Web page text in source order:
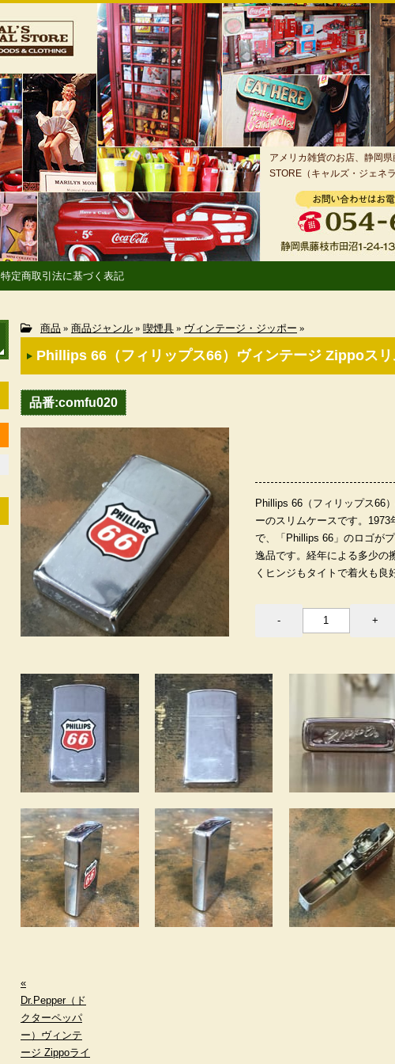
アメリカ雑貨のお店、静岡
STORE（キャルズ・ジェネ
特定商取引法に基づく表記
商品 » 商品ジャンル » 喫煙具 » ヴィンテージ・ジッポー »
Phillips 66（フィリップス66）ヴィンテージ Zippoス
品番:comfu020
Phillips 66（フィリップス66
ーのスリムケースです。
で、「Phillips 66」のロゴが
逸品です。経年による多少の
くヒンジもタイトで着火も良
«
Dr.Pepper（ド
クターペッパ
ー）ヴィンテ
ージ Zippoライ